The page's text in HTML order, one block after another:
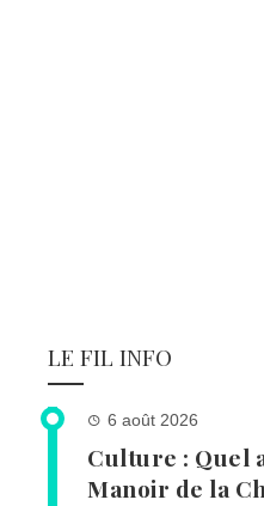
LE FIL INFO
6 août 2026
Culture : Quel
Manoir de la